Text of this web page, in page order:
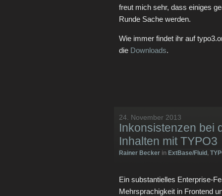
freut mich sehr, dass einiges
Runde Sache werden.
Wie immer findet ihr auf
die Downloads.
24. November 2013
Inkonsistenzen bei
Inhalten mit TYPO3
Rainer Becker in ExtBase/Fluid ,
Ein substantielles Enterprise-
Mehrsprachigkeit in Frontend